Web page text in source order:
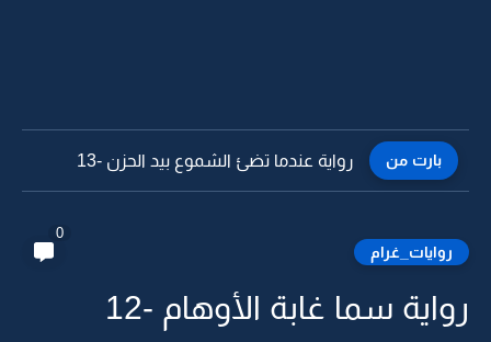
بارت من رواية عندما تضئ الشموع بيد الحزن -12
روايات_غرام
0
رواية سما غابة الأوهام -12